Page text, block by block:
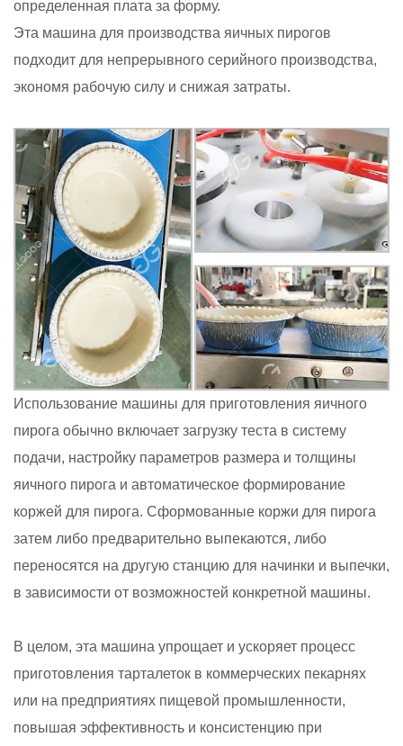
определенная плата за форму.
Эта машина для производства яичных пирогов
подходит для непрерывного серийного производства,
экономя рабочую силу и снижая затраты.
Использование машины для приготовления яичного
пирога обычно включает загрузку теста в систему
подачи, настройку параметров размера и толщины
яичного пирога и автоматическое формирование
коржей для пирога. Сформованные коржи для пирога
затем либо предварительно выпекаются, либо
переносятся на другую станцию для начинки и выпечки,
в зависимости от возможностей конкретной машины.
В целом, эта машина упрощает и ускоряет процесс
приготовления тарталеток в коммерческих пекарнях
или на предприятиях пищевой промышленности,
повышая эффективность и консистенцию при